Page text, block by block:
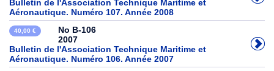
Bulletin de l'Association Technique Maritime et
Aéronautique. Numéro 107. Année 2008
40,00 €
No B-106
2007
Bulletin de l'Association Technique Maritime et
Aéronautique. Numéro 106. Année 2007